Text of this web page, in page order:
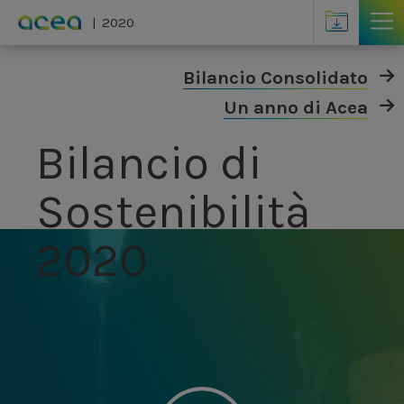
Skip to main content
2020
Altri contenuti
Bilancio Consolidato
Un anno di Acea
Bilancio di
Sostenibilità
2020